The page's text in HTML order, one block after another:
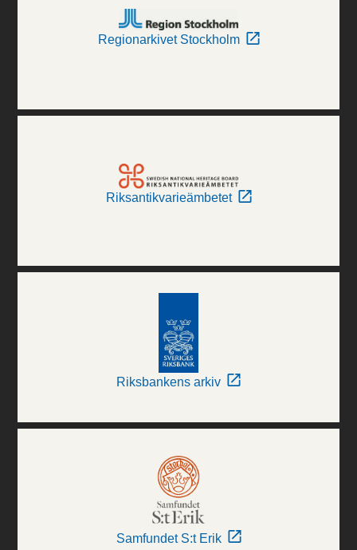
Regionarkivet Stockholm
Riksantikvarieämbetet
Riksbankens arkiv
Samfundet S:t Erik